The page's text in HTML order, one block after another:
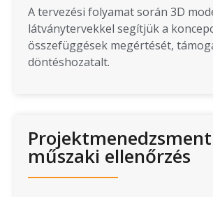
A tervezési folyamat során 3D
látványtervekkel segítjük a
összefüggések megértését,
döntéshozatalt.
műszaki ellenőrzés